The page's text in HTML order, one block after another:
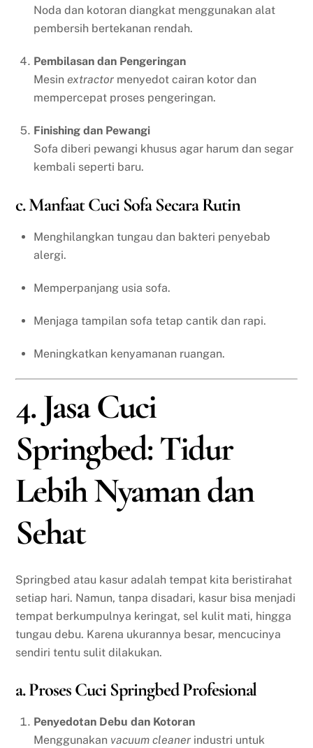
Noda dan kotoran diangkat menggunakan alat
pembersih bertekanan rendah.
Pembilasan dan Pengeringan
Mesin extractor menyedot cairan kotor dan
mempercepat proses pengeringan.
Finishing dan Pewangi
Sofa diberi pewangi khusus agar harum dan segar
kembali seperti baru.
c. Manfaat Cuci Sofa Secara Rutin
Menghilangkan tungau dan bakteri penyebab
alergi.
Memperpanjang usia sofa.
Menjaga tampilan sofa tetap cantik dan rapi.
Meningkatkan kenyamanan ruangan.
4. Jasa Cuci
Springbed: Tidur
Lebih Nyaman dan
Sehat
Springbed atau kasur adalah tempat kita beristirahat
setiap hari. Namun, tanpa disadari, kasur bisa menjadi
tempat berkumpulnya keringat, sel kulit mati, hingga
tungau debu. Karena ukurannya besar, mencucinya
sendiri tentu sulit dilakukan.
a. Proses Cuci Springbed Profesional
Penyedotan Debu dan Kotoran
Menggunakan vacuum cleaner industri untuk